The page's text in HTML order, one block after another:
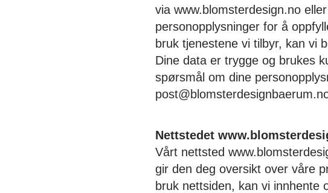
via www.blomsterdesign.no
personopplysninger for å
bruk tjenestene vi tilbyr, kan vi
Dine data er trygge og brukes
spørsmål om dine
Nettstedet
Vårt nettsted
gir den deg oversikt over våre
bruk nettsiden, kan vi innhente